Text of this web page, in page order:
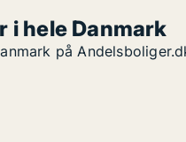
i hele Danmark
på